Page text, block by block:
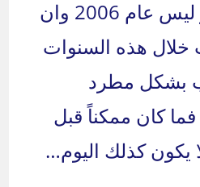
أن عام 2013 هو ليس عام 2006 وان
خلال هذه السنوات
بشكل مطرد
كان ممكناً قبل
كذلك اليوم…